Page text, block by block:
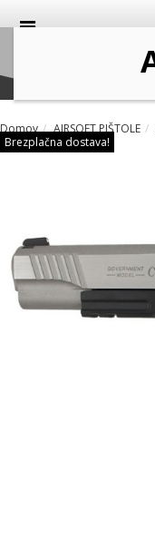
Domov AIRSOFT PIŠTOLE
Brezplačna dostava!